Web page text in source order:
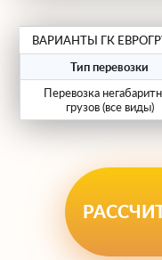
Arendatrala.ru
груза.
(работаем
Прозрачное
ВАРИАНТЫ ГК
Тип перевозки
Перевозка
грузов (все виды)